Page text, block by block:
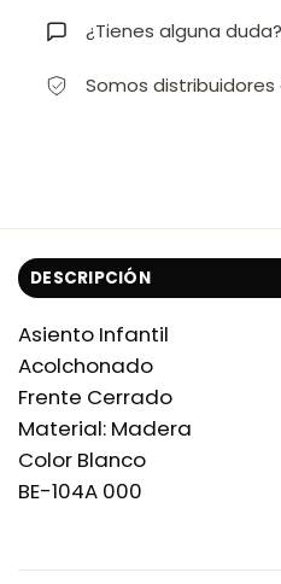
¿Tienes alguna duda?
Somos distribuidores
DESCRIPCIÓN
Asiento Infantil
Acolchonado
Frente Cerrado
Material: Madera
Color Blanco
BE-104A 000